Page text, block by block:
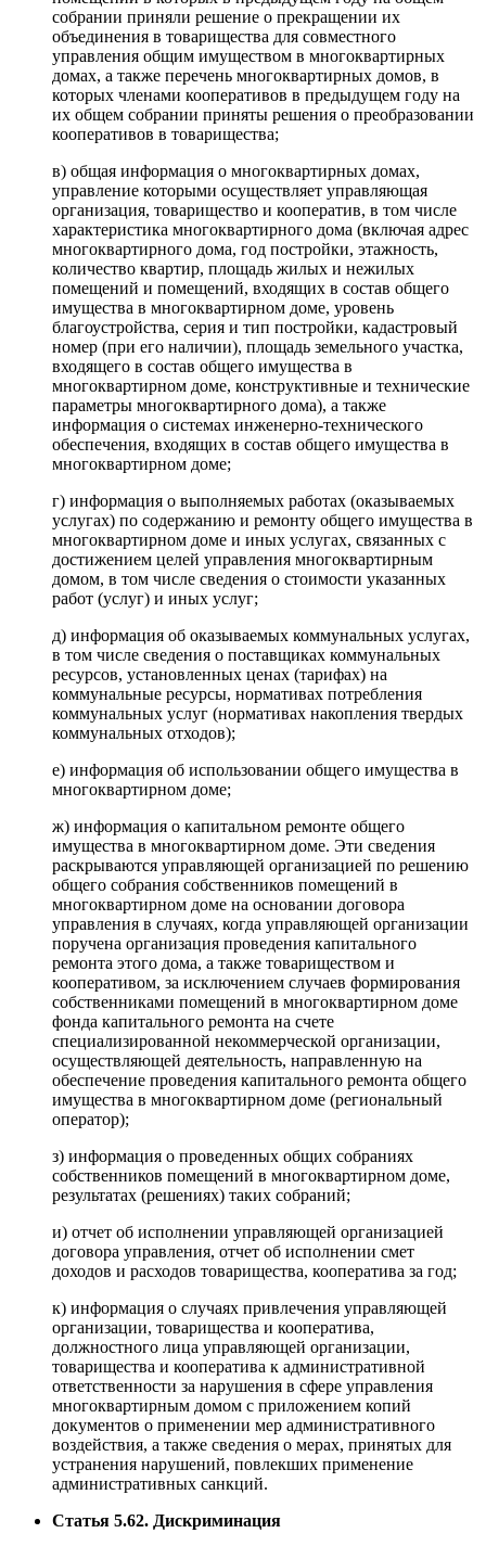
собрании приняли решение о прекращении их
объединения в товарищества для совместного
управления общим имуществом в многоквартирных
домах, а также перечень многоквартирных домов, в
которых членами кооперативов в предыдущем году на
их общем собрании приняты решения о преобразовании
кооперативов в товарищества;
в) общая информация о многоквартирных домах,
управление которыми осуществляет управляющая
организация, товарищество и кооператив, в том числе
характеристика многоквартирного дома (включая адрес
многоквартирного дома, год постройки, этажность,
количество квартир, площадь жилых и нежилых
помещений и помещений, входящих в состав общего
имущества в многоквартирном доме, уровень
благоустройства, серия и тип постройки, кадастровый
номер (при его наличии), площадь земельного участка,
входящего в состав общего имущества в
многоквартирном доме, конструктивные и технические
параметры многоквартирного дома), а также
информация о системах инженерно-технического
обеспечения, входящих в состав общего имущества в
многоквартирном доме;
г) информация о выполняемых работах (оказываемых
услугах) по содержанию и ремонту общего имущества в
многоквартирном доме и иных услугах, связанных с
достижением целей управления многоквартирным
домом, в том числе сведения о стоимости указанных
работ (услуг) и иных услуг;
д) информация об оказываемых коммунальных услугах,
в том числе сведения о поставщиках коммунальных
ресурсов, установленных ценах (тарифах) на
коммунальные ресурсы, нормативах потребления
коммунальных услуг (нормативах накопления твердых
коммунальных отходов);
е) информация об использовании общего имущества в
многоквартирном доме;
ж) информация о капитальном ремонте общего
имущества в многоквартирном доме. Эти сведения
раскрываются управляющей организацией по решению
общего собрания собственников помещений в
многоквартирном доме на основании договора
управления в случаях, когда управляющей организации
поручена организация проведения капитального
ремонта этого дома, а также товариществом и
кооперативом, за исключением случаев формирования
собственниками помещений в многоквартирном доме
фонда капитального ремонта на счете
специализированной некоммерческой организации,
осуществляющей деятельность, направленную на
обеспечение проведения капитального ремонта общего
имущества в многоквартирном доме (региональный
оператор);
з) информация о проведенных общих собраниях
собственников помещений в многоквартирном доме,
результатах (решениях) таких собраний;
и) отчет об исполнении управляющей организацией
договора управления, отчет об исполнении смет
доходов и расходов товарищества, кооператива за год;
к) информация о случаях привлечения управляющей
организации, товарищества и кооператива,
должностного лица управляющей организации,
товарищества и кооператива к административной
ответственности за нарушения в сфере управления
многоквартирным домом с приложением копий
документов о применении мер административного
воздействия, а также сведения о мерах, принятых для
устранения нарушений, повлекших применение
административных санкций.
Статья 5.62. Дискриминация